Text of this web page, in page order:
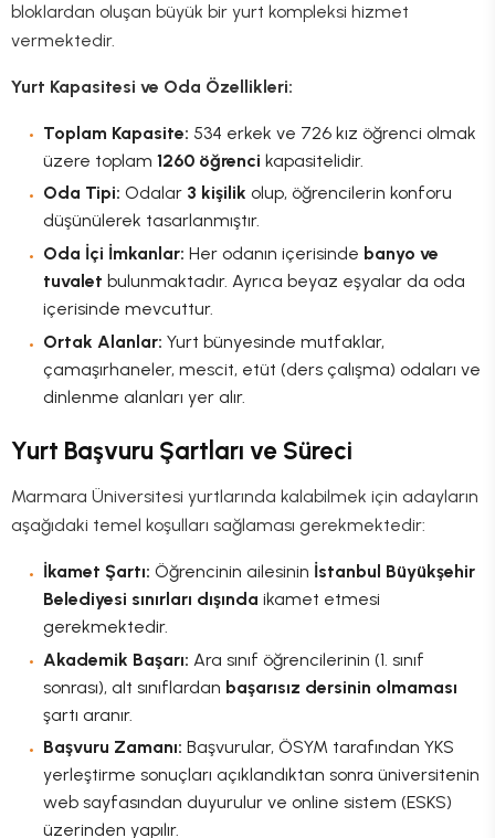
bloklardan oluşan büyük bir yurt kompleksi hizmet
vermektedir.
Yurt Kapasitesi ve Oda Özellikleri:
Toplam Kapasite: 534 erkek ve 726 kız öğrenci olmak
üzere toplam 1260 öğrenci kapasitelidir.
Oda Tipi: Odalar 3 kişilik olup, öğrencilerin konforu
düşünülerek tasarlanmıştır.
Oda İçi İmkanlar: Her odanın içerisinde banyo ve
tuvalet bulunmaktadır. Ayrıca beyaz eşyalar da oda
içerisinde mevcuttur.
Ortak Alanlar: Yurt bünyesinde mutfaklar,
çamaşırhaneler, mescit, etüt (ders çalışma) odaları ve
dinlenme alanları yer alır.
Yurt Başvuru Şartları ve Süreci
Marmara Üniversitesi yurtlarında kalabilmek için adayların
aşağıdaki temel koşulları sağlaması gerekmektedir:
İkamet Şartı: Öğrencinin ailesinin İstanbul Büyükşehir
Belediyesi sınırları dışında ikamet etmesi
gerekmektedir.
Akademik Başarı: Ara sınıf öğrencilerinin (1. sınıf
sonrası), alt sınıflardan başarısız dersinin olmaması
şartı aranır.
Başvuru Zamanı: Başvurular, ÖSYM tarafından YKS
yerleştirme sonuçları açıklandıktan sonra üniversitenin
web sayfasından duyurulur ve online sistem (ESKS)
üzerinden yapılır.